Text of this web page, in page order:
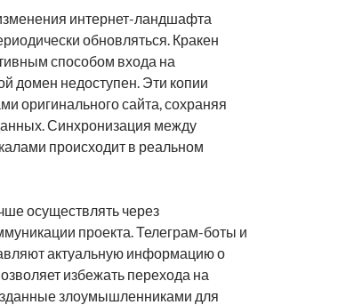
интернет-ландшафта
обновляться. Кракен
способом входа на
домен недоступен. Эти копии
оригинального сайта, сохраняя
Синхронизация между
происходит в реальном
осуществлять через
проекта. Телеграм-боты и
актуальную информацию о
избежать перехода на
злоумышленниками для